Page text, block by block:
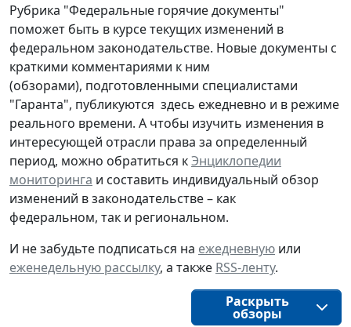
Рубрика "Федеральные горячие документы"
поможет быть в курсе текущих изменений в
федеральном законодательстве. Новые документы с
краткими комментариями к ним
(обзорами), подготовленными специалистами
"Гаранта", публикуются здесь ежедневно и в режиме
реального времени. А чтобы изучить изменения в
интересующей отрасли права за определенный
период, можно обратиться кЭнциклопедии
мониторинга и составить индивидуальный обзор
изменений в законодательстве – как
федеральном, так и региональном.
И не забудьте подписаться на ежедневную или
еженедельную рассылку, а также RSS-ленту.
Раскрыть
обзоры